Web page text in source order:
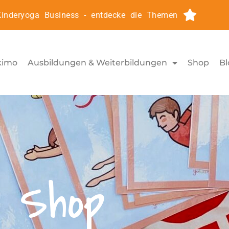
Business - entdecke die Themen
Ausbildungen & Weiterbildungen Shop
Shop